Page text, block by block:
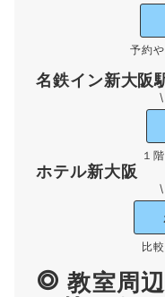
予約
名鉄イン新大阪
\
１
ホテル新大阪
\
比
教室周